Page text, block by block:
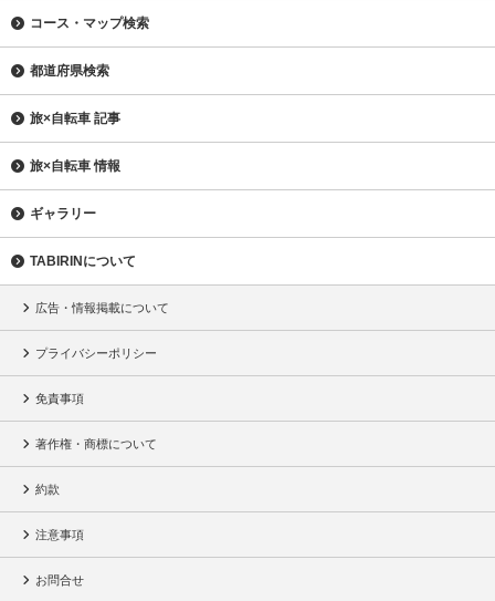
コース・マップ検索
都道府県検索
旅×自転車 記事
旅×自転車 情報
ギャラリー
TABIRINについて
広告・情報掲載について
プライバシーポリシー
免責事項
著作権・商標について
約款
注意事項
お問合せ